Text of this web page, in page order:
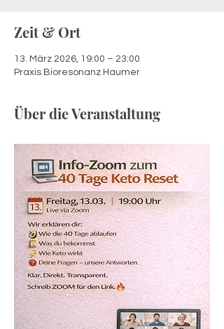
Zeit & Ort
13. März 2026, 19:00 – 23:00
Praxis Bioresonanz Haumer
Über die Veranstaltung